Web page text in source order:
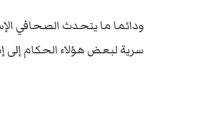
ودائما ما يتحدث الصحافي
سرية لبعض هؤلاء الحكام إلى